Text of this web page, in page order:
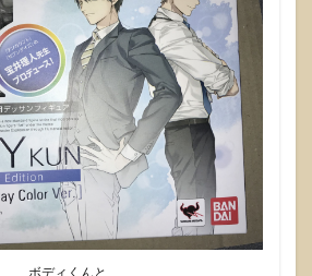
ボディくんと